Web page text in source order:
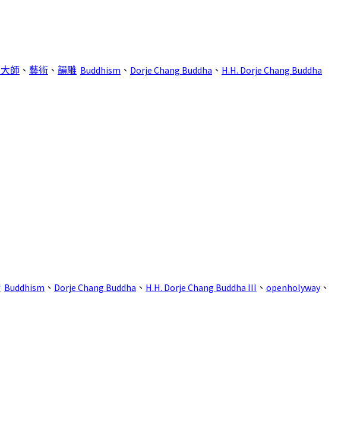
師 、 藝術 、 韻雕 Buddhism 、 Dorje Chang Buddha 、 H.H. Dorje Chang Buddha
Buddhism 、 Dorje Chang Buddha 、 H.H. Dorje Chang Buddha III 、 openholyway、